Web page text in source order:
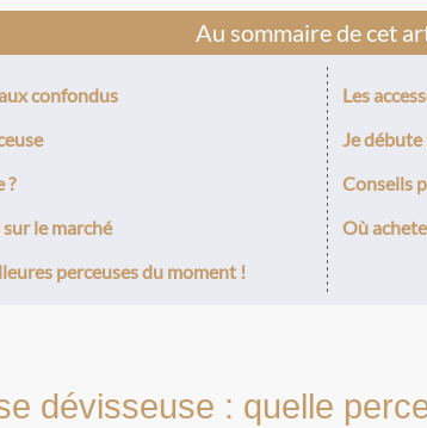
Au sommaire de cet
confondus
?
le marché
perceuses du moment !
Les
Je débute
Conseils
Où
dévisseuse : quelle